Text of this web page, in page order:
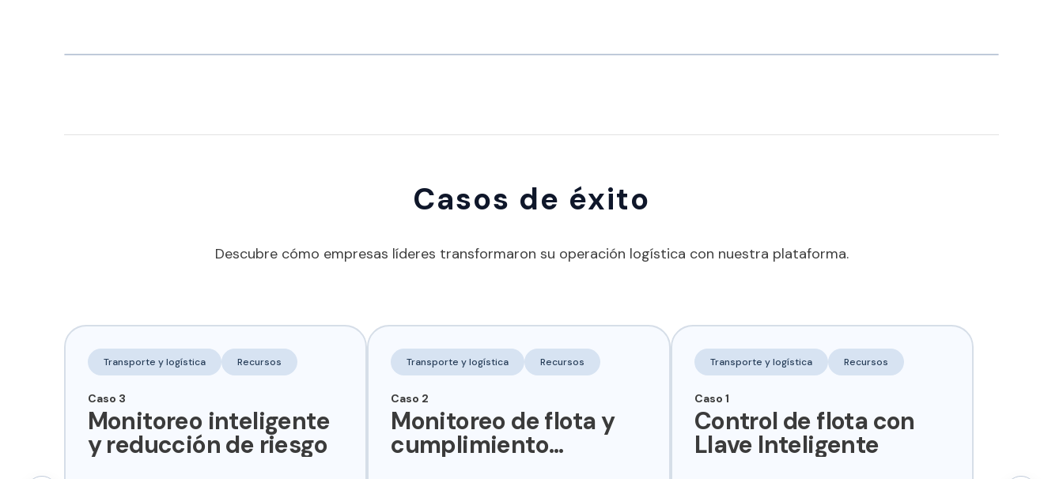
Casos de éxito
Descubre cómo empresas líderes transformaron su operación logística con nuestra plataforma.
Transporte y logística Recursos
Caso 3
Monitoreo inteligente
y reducción de riesgo
Transporte y logística Recursos
Caso 2
Monitoreo de flota y
cumplimiento
Transporte y logística Recursos
Caso 1
Control de flota con
Llave Inteligente